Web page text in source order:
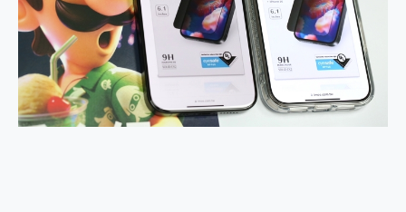
Xiaomi 14 Ultra 開箱 評測~ 有深度的 Leica 影像旗艦手機! 加碼小旗艦 Xiaomi 14 開箱 評測
vivo TWS 3e 真無線藍牙耳機智慧降噪升級、音質明亮溫潤，並支援雙設備連接~
MSI Claw 掌機專屬配件包 來囉 完美保護 MSI Claw A1M-026TW 電競掌機
人像旗艦 vivo V30 系列 開箱 評測! 首搭蔡司光學鏡頭、攝影棚級柔光環、拍攝功能最好玩的美拍神機 vivo V30 Pro
一吸完美對位 擁有超強吸力與超好用的隱磁支架 O-ONE MAG 最會吸的行動電源 開箱 評測
家裡不是修羅場，「追覓 H16 Steam Max 」蒸服者虐機實測，熱蒸邊洗將將好，居家必備清潔神器